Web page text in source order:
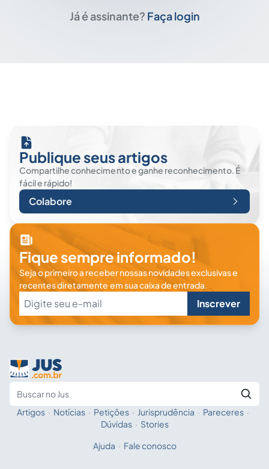
Já é assinante? Faça login
Publique seus artigos
Compartilhe conhecimento e ganhe reconhecimento. É
fácil e rápido!
Colabore
Fique sempre informado!
Seja o primeiro a receber nossas novidades exclusivas e
recentes diretamente em sua caixa de entrada.
Inscrever
Fale com a IA
Artigos · Notícias · Petições · Jurisprudência · Pareceres ·
Dúvidas · Stories
Ajuda · Fale conosco